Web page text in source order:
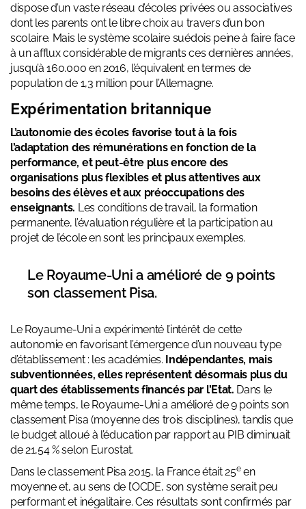
dispose d’un vaste réseau d’écoles privées ou associatives
dont les parents ont le libre choix au travers d’un bon
scolaire. Mais le système scolaire suédois peine à faire face
à un afflux considérable de migrants ces dernières années,
jusqu’à 160.000 en 2016, l’équivalent en termes de
population de 1,3 million pour l’Allemagne.
Expérimentation britannique
L’autonomie des écoles favorise tout à la fois
l’adaptation des rémunérations en fonction de la
performance, et peut-être plus encore des
organisations plus flexibles et plus attentives aux
besoins des élèves et aux préoccupations des
enseignants. Les conditions de travail, la formation
permanente, l’évaluation régulière et la participation au
projet de l’école en sont les principaux exemples.
Le Royaume-Uni a amélioré de 9 points
son classement Pisa.
Le Royaume-Uni a expérimenté l’intérêt de cette
autonomie en favorisant l’émergence d’un nouveau type
d’établissement : les académies. Indépendantes, mais
subventionnées, elles représentent désormais plus du
quart des établissements financés par l’Etat. Dans le
même temps, le Royaume-Uni a amélioré de 9 points son
classement Pisa (moyenne des trois disciplines), tandis que
le budget alloué à l’éducation par rapport au PIB diminuait
de 21,54 % selon Eurostat.
Dans le classement Pisa 2015, la France était 25een
moyenne et, au sens de l’OCDE, son système serait peu
performant et inégalitaire. Ces résultats sont confirmés par